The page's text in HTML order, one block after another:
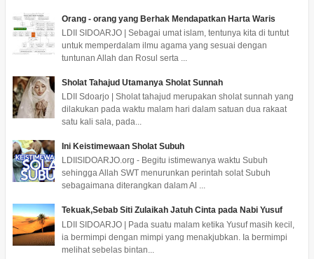
Orang - orang yang Berhak Mendapatkan Harta Waris
LDII SIDOARJO | Sebagai umat islam, tentunya kita di tuntut
untuk memperdalam ilmu agama yang sesuai dengan
tuntunan Allah dan Rosul serta ...
Sholat Tahajud Utamanya Sholat Sunnah
LDII Sdoarjo | Sholat tahajud merupakan sholat sunnah yang
dilakukan pada waktu malam hari dalam satuan dua rakaat
satu kali sala, pada...
Ini Keistimewaan Sholat Subuh
LDIISIDOARJO.org - Begitu istimewanya waktu Subuh
sehingga Allah SWT menurunkan perintah solat Subuh
sebagaimana diterangkan dalam Al ...
Tekuak,Sebab Siti Zulaikah Jatuh Cinta pada Nabi Yusuf
LDII SIDOARJO | Pada suatu malam ketika Yusuf masih kecil,
ia bermimpi dengan mimpi yang menakjubkan. Ia bermimpi
melihat sebelas bintan...